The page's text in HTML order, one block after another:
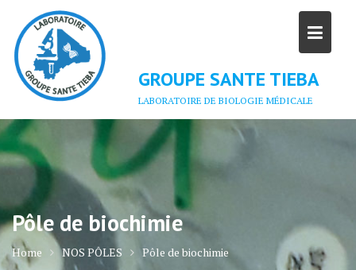
content
GROUPE SANTE TIEBA
LABORATOIRE DE BIOLOGIE MÉDICALE
Pôle de biochimie
Home NOS PÔLES Pôle de biochimie